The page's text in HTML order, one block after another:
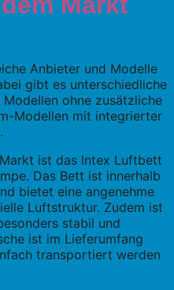
Anbieter und Modelle
gibt es unterschiedliche
ohne zusätzliche
Modellen mit integrierter
ist das Intex Luftbett
Das Bett ist innerhalb
bietet eine angenehme
Luftstruktur. Zudem ist
stabil und
ist im Lieferumfang
transportiert werden